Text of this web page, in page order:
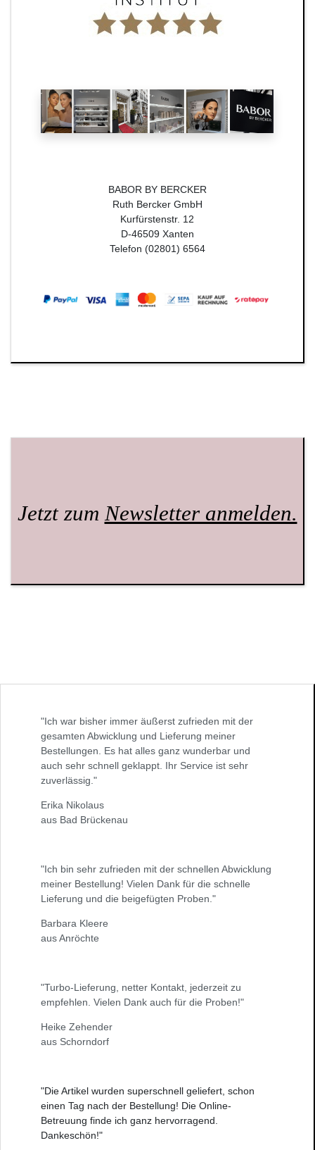
BABOR BY BERCKER
Ruth Bercker GmbH
Kurfürstenstr. 12
D-46509 Xanten
Telefon (02801) 6564
Jetzt zumNewsletter anmelden.
"Ich war bisher immer äußerst zufrieden mit der
gesamten Abwicklung und Lieferung meiner
Bestellungen. Es hat alles ganz wunderbar und
auch sehr schnell geklappt. Ihr Service ist sehr
zuverlässig."
Erika Nikolaus
aus Bad Brückenau
"Ich bin sehr zufrieden mit der schnellen Abwicklung
meiner Bestellung! Vielen Dank für die schnelle
Lieferung und die beigefügten Proben."
Barbara Kleere
aus Anröchte
"Turbo-Lieferung, netter Kontakt, jederzeit zu
empfehlen. Vielen Dank auch für die Proben!"
Heike Zehender
aus Schorndorf
"Die Artikel wurden superschnell geliefert, schon
einen Tag nach der Bestellung! Die Online-
Betreuung finde ich ganz hervorragend.
Dankeschön!"